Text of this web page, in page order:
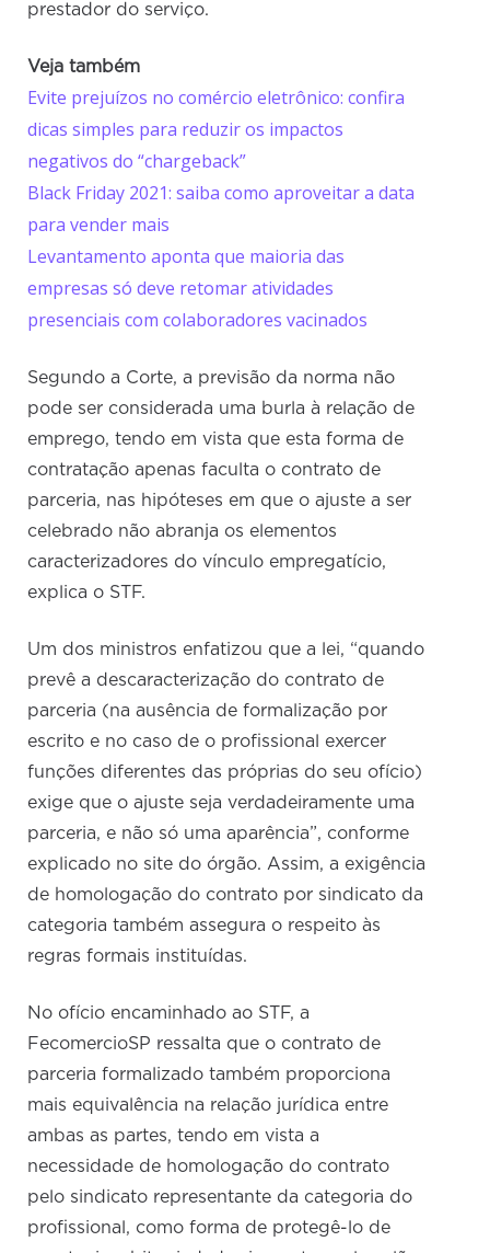
prestador do serviço.
Veja também
Evite prejuízos no comércio eletrônico: confira
dicas simples para reduzir os impactos
negativos do “chargeback”
Black Friday 2021: saiba como aproveitar a data
para vender mais
Levantamento aponta que maioria das
empresas só deve retomar atividades
presenciais com colaboradores vacinados
Segundo a Corte, a previsão da norma não
pode ser considerada uma burla à relação de
emprego, tendo em vista que esta forma de
contratação apenas faculta o contrato de
parceria, nas hipóteses em que o ajuste a ser
celebrado não abranja os elementos
caracterizadores do vínculo empregatício,
explica o STF.
Um dos ministros enfatizou que a lei, “quando
prevê a descaracterização do contrato de
parceria (na ausência de formalização por
escrito e no caso de o profissional exercer
funções diferentes das próprias do seu ofício)
exige que o ajuste seja verdadeiramente uma
parceria, e não só uma aparência”, conforme
explicado no site do órgão. Assim, a exigência
de homologação do contrato por sindicato da
categoria também assegura o respeito às
regras formais instituídas.
No ofício encaminhado ao STF, a
FecomercioSP ressalta que o contrato de
parceria formalizado também proporciona
mais equivalência na relação jurídica entre
ambas as partes, tendo em vista a
necessidade de homologação do contrato
pelo sindicato representante da categoria do
profissional, como forma de protegê-lo de